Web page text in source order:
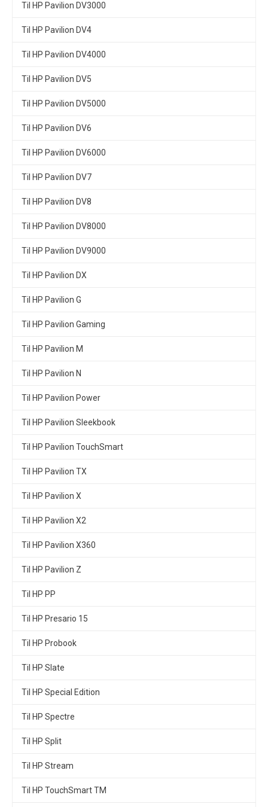
Til HP Pavilion DV3000
Til HP Pavilion DV4
Til HP Pavilion DV4000
Til HP Pavilion DV5
Til HP Pavilion DV5000
Til HP Pavilion DV6
Til HP Pavilion DV6000
Til HP Pavilion DV7
Til HP Pavilion DV8
Til HP Pavilion DV8000
Til HP Pavilion DV9000
Til HP Pavilion DX
Til HP Pavilion G
Til HP Pavilion Gaming
Til HP Pavilion M
Til HP Pavilion N
Til HP Pavilion Power
Til HP Pavilion Sleekbook
Til HP Pavilion TouchSmart
Til HP Pavilion TX
Til HP Pavilion X
Til HP Pavilion X2
Til HP Pavilion X360
Til HP Pavilion Z
Til HP PP
Til HP Presario 15
Til HP Probook
Til HP Slate
Til HP Special Edition
Til HP Spectre
Til HP Split
Til HP Stream
Til HP TouchSmart TM